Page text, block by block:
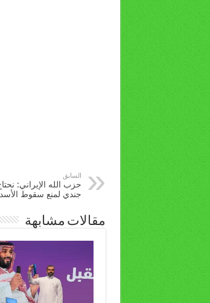
السابق
جندي لمنع سقوط الأسد
مقالات مشابهة